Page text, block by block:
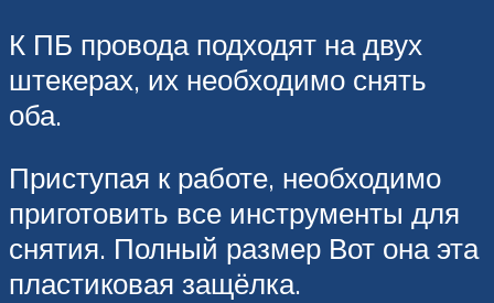
К ПБ провода подходят на двух
штекерах, их необходимо снять
оба.
Приступая к работе, необходимо
приготовить все инструменты для
снятия. Полный размер Вот она эта
пластиковая защёлка.